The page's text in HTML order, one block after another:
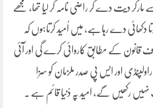
دیت دے کر راضی نامہ کر لیا تھا، مجھے
دکھائی دے رہاہے، میں اُمید کرتاہوں کہ
قانون کے مطابق کاروائی کرے گی اور آئی
اور ایس پی صدر ملزمان کو سزا
نہیں رکھیں گے، امید پہ دُنیا قائم ہے ۔